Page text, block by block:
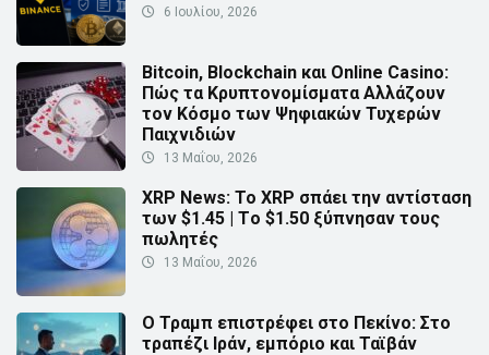
6 Ιουλίου, 2026
Bitcoin, Blockchain και Online Casino:
Πώς τα Κρυπτονομίσματα Αλλάζουν
τον Κόσμο των Ψηφιακών Τυχερών
Παιχνιδιών
13 Μαΐου, 2026
XRP News: Το XRP σπάει την αντίσταση
των $1.45 | Τo $1.50 ξύπνησαν τους
πωλητές
13 Μαΐου, 2026
Ο Τραμπ επιστρέφει στο Πεκίνο: Στο
τραπέζι Ιράν, εμπόριο και Ταϊβάν